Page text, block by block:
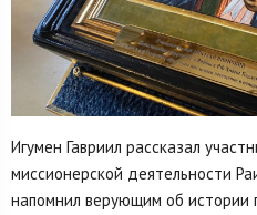
Игумен Гавриил рассказал
миссионерской деятельности
напомнил верующим об истории